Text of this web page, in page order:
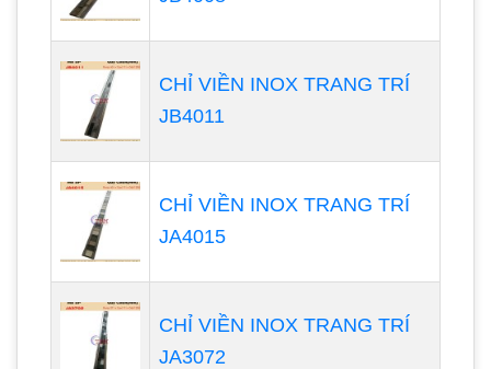
CHỈ VIỀN INOX TRANG TRÍ
JB4011
CHỈ VIỀN INOX TRANG TRÍ
JA4015
CHỈ VIỀN INOX TRANG TRÍ
JA3072